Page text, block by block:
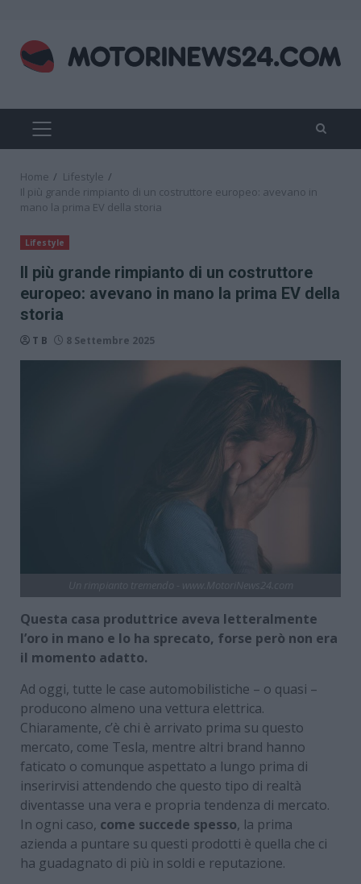
content
PRIMARY
MENU
Home
Lifestyle
Il più grande rimpianto di un costruttore europeo: avevano in
mano la prima EV della storia
Lifestyle
Il più grande rimpianto di un costruttore
europeo: avevano in mano la prima EV della
storia
T B 8 Settembre 2025
Questa casa produttrice aveva letteralmente
l’oro in mano e lo ha sprecato, forse però non era
il momento adatto.
Ad oggi, tutte le case automobilistiche – o quasi –
producono almeno una vettura elettrica.
Chiaramente, c’è chi è arrivato prima su questo
mercato, come Tesla, mentre altri brand hanno
faticato o comunque aspettato a lungo prima di
inserirvisi attendendo che questo tipo di realtà
diventasse una vera e propria tendenza di mercato.
In ogni caso, come succede spesso, la prima
azienda a puntare su questi prodotti è quella che ci
ha guadagnato di più in soldi e reputazione.